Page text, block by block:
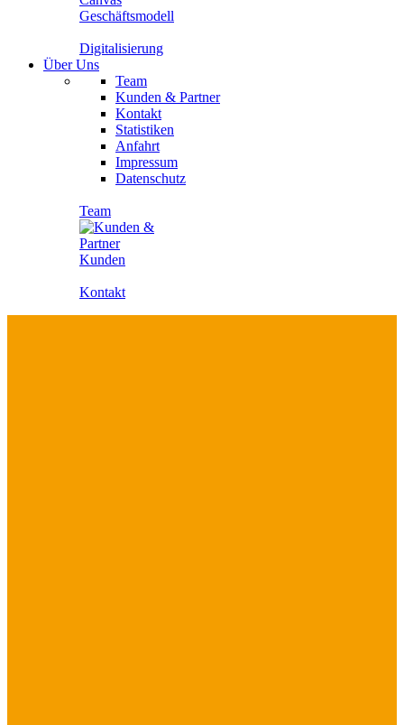
Geschäftsmodell
Digitalisierung
Über Uns
Team
Kunden & Partner
Kontakt
Statistiken
Anfahrt
Impressum
Datenschutz
Team
Kunden
Kontakt